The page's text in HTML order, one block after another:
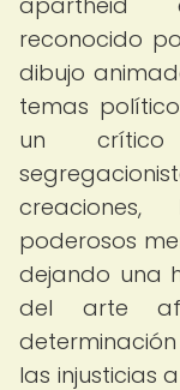
reconocido
dibujo
temas
un
poderosos
dejando una
del arte
las injusticias